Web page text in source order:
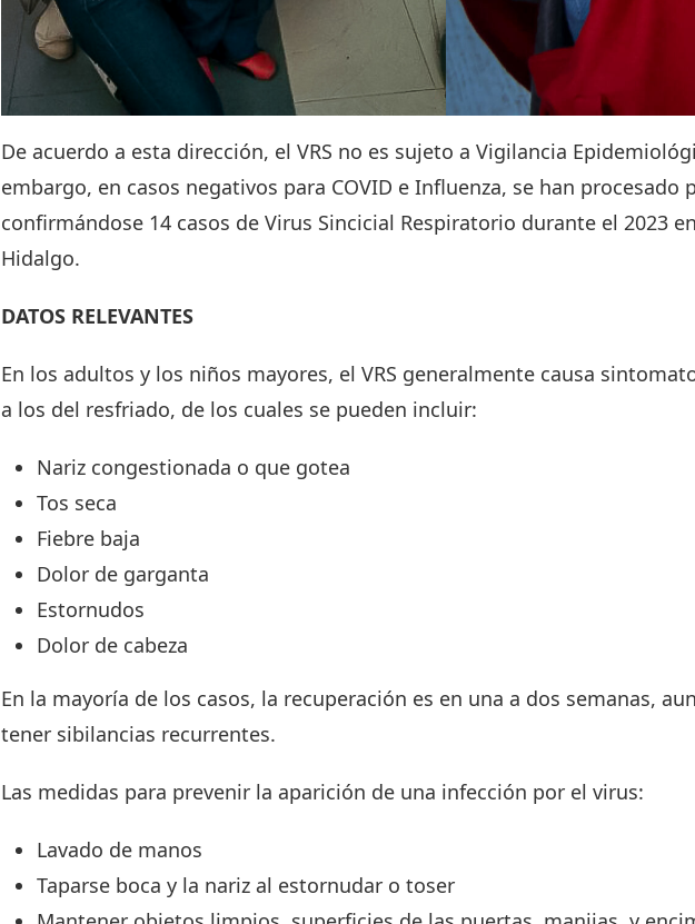
De acuerdo a esta dirección, el VRS no es sujeto a Vigilancia
embargo, en casos negativos para COVID e Influenza, se han procesado
confirmándose 14 casos de Virus Sincicial Respiratorio durante el 2023
Hidalgo.
DATOS RELEVANTES
En los adultos y los niños mayores, el VRS generalmente causa
a los del resfriado, de los cuales se pueden incluir:
Nariz congestionada o que gotea
Tos seca
Fiebre baja
Dolor de garganta
Estornudos
Dolor de cabeza
En la mayoría de los casos, la recuperación es en una a dos semanas,
tener sibilancias recurrentes.
Las medidas para prevenir la aparición de una infección por el virus:
Lavado de manos
Taparse boca y la nariz al estornudar o toser